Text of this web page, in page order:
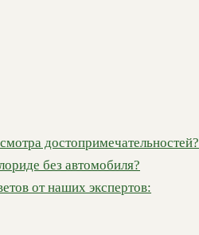
достопримечательностей?
без автомобиля?
от наших экспертов: